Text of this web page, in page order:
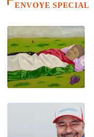
ENVOYE SPECIAL